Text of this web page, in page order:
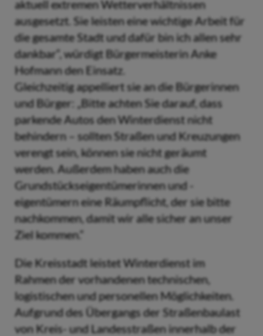
aktuell extremen Wetterverhältnissen
ausgesetzt. Sie leisten eine wichtige Arbeit für
die gesamte Stadt und dafür bin ich allen sehr
dankbar“, würdigt Bürgermeisterin Anke
Hofmann den Einsatz.
Gleichzeitig appelliert sie an die Bürgerinnen
und Bürger: „Bitte achten Sie darauf, dass
parkende Autos den Winterdienst nicht
behindern – sollten Straßen und Kreuzungen
verengt sein, können sie nicht geräumt
werden. Außerdem haben auch die
Grundstückseigentümerinnen und -
eigentümern eine Räumpflicht, der sie bitte
nachkommen, damit wir alle sicher an unser
Ziel kommen.“
Die Kreisstadt leistet Winterdienst im
Rahmen der vorhandenen technischen,
logistischen und personellen Möglichkeiten.
Aufgrund des Übergangs der Straßenbaulast
von Kreis- und Landesstraßen innerhalb der